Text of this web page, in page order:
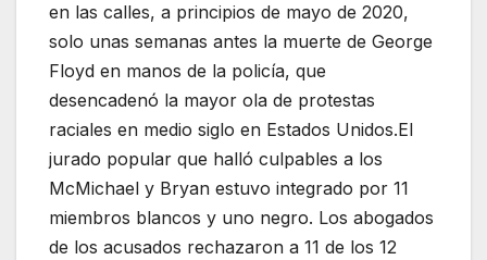
en las calles, a principios de mayo de 2020,
solo unas semanas antes la muerte de George
Floyd en manos de la policía, que
desencadenó la mayor ola de protestas
raciales en medio siglo en Estados Unidos.El
jurado popular que halló culpables a los
McMichael y Bryan estuvo integrado por 11
miembros blancos y uno negro. Los abogados
de los acusados rechazaron a 11 de los 12